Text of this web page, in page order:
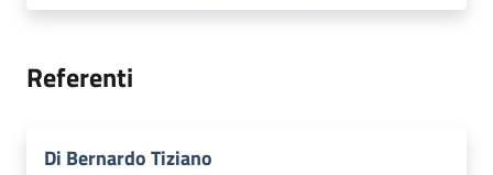
Referenti
Di Bernardo Tiziano